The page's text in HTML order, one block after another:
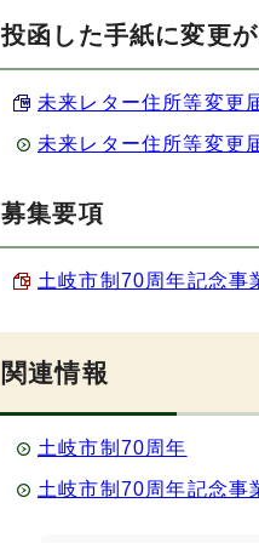
投函した手紙に変更
未来レター住所等変更
未来レター住所等変更
募集要項
土岐市制70周年記念
関連情報
土岐市制70周年
土岐市制70周年記念事